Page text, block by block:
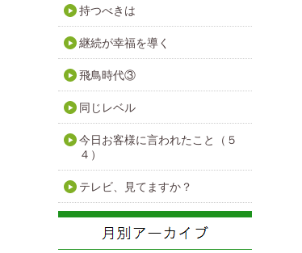
持つべきは
継続が幸福を導く
飛鳥時代③
同じレベル
今日お客様に言われたこと（５
４）
テレビ、見てますか？